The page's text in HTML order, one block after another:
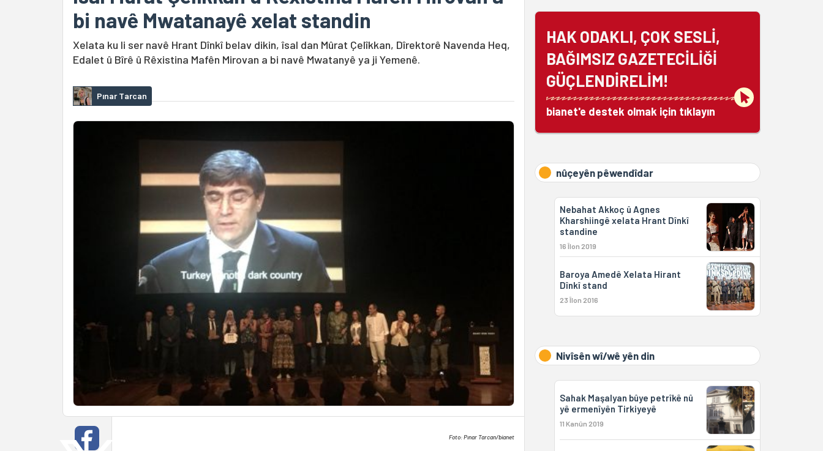
bi navê Mwatanayê xelat standin
Xelata ku li ser navê Hrant Dînkî belav dikin, îsal dan Mûrat Çelîkkan, Dîrektorê Navenda Heq,
Edalet û Bîrê û Rêxistina Mafên Mirovan a bi navê Mwatanyê ya ji Yemenê.
Pınar Tarcan
Foto: Pınar Tarcan/bianet
HAK ODAKLI, ÇOK SESLİ,
BAĞIMSIZ GAZETECİLİĞİ
GÜÇLENDİRELİM!
bianet'e destek olmak için tıklayın
nûçeyên pêwendîdar
Nebahat Akkoç û Agnes
Kharshiingê xelata Hrant Dînkî
standine
16 Îlon 2019
Baroya Amedê Xelata Hirant
Dînkî stand
23 Îlon 2016
Nivîsên wî/wê yên din
Sahak Maşalyan bûye petrîkê nû
yê ermenîyên Tirkiyeyê
11 Kanûn 2019